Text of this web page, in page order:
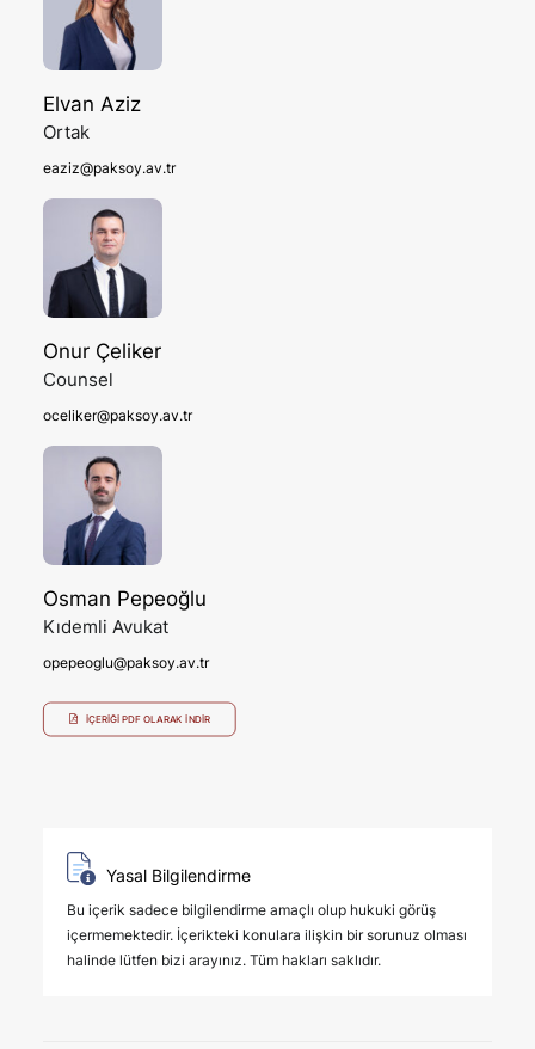
Elvan Aziz
Ortak
eaziz@paksoy.av.tr
Onur Çeliker
Counsel
oceliker@paksoy.av.tr
Osman Pepeoğlu
Kıdemli Avukat
opepeoglu@paksoy.av.tr
İÇERIĞI PDF OLARAK İNDIR
Yasal Bilgilendirme
Bu içerik sadece bilgilendirme amaçlı olup hukuki görüş
içermemektedir. İçerikteki konulara ilişkin bir sorunuz olması
halinde lütfen bizi arayınız. Tüm hakları saklıdır.